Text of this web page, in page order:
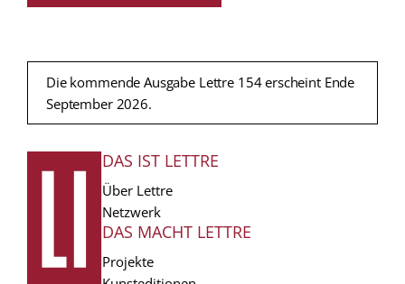
Die kommende Ausgabe Lettre 154 erscheint Ende
September 2026.
FUSSZEILE
DAS IST LETTRE
Über Lettre
Netzwerk
DAS MACHT LETTRE
Projekte